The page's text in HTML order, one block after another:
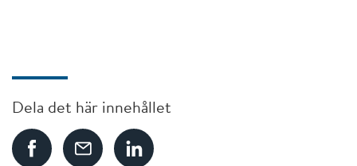
Dela det här innehållet